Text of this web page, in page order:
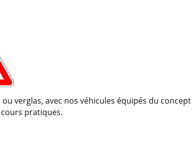
verglas, avec nos véhicules équipés du concept
pratiques.